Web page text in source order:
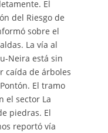
El
del Riesgo de
sobre el
La vía al
Neira está sin
caída de árboles
El tramo
el sector La
piedras. El
reportó vía